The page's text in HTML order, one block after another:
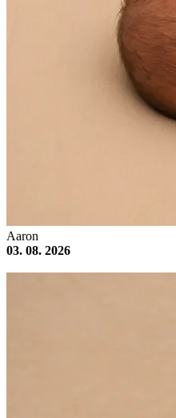
Aaron
03. 08. 2026